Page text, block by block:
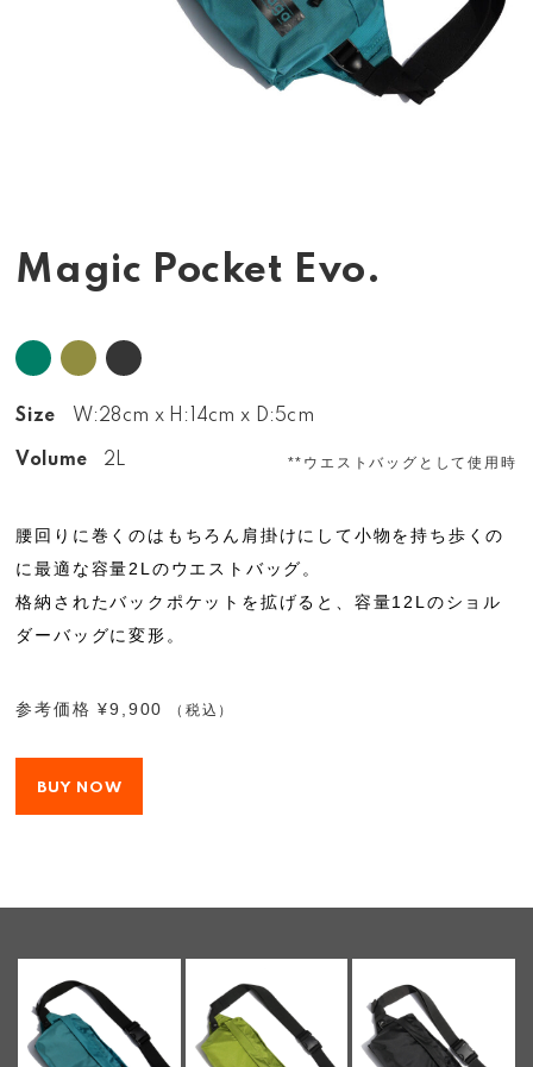
Magic Pocket Evo.
Size W:28cm x H:14cm x D:5cm
Volume 2L **ウエストバッグとして使用時
腰回りに巻くのはもちろん肩掛けにして小物を持ち歩くの
に最適な容量2Lのウエストバッグ。
格納されたバックポケットを拡げると、容量12Lのショル
ダーバッグに変形。
参考価格 ¥9,900 （税込）
BUY NOW